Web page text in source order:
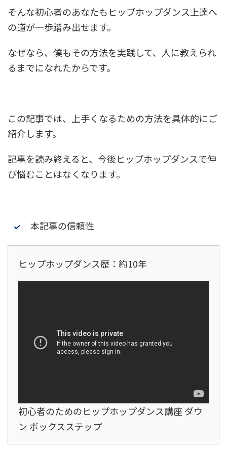
そんな初心者のあなたもヒップホップダンス上達へ
の道が一歩踏み出せます。
なぜなら、僕もその方法を実践して、人に教えられ
るまでになれたからです。
この記事では、上手くなるための方法を具体的にご
紹介します。
記事を読み終えると、今後ヒップホップダンスで伸
び悩むことはなくなります。
本記事の信頼性
ヒップホップダンス歴：約10年
初心者のためのヒップホップダンス講座 ダウ
ン ボックスステップ